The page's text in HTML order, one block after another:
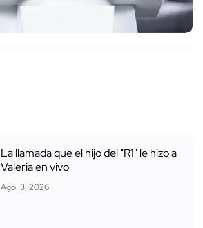
La llamada que el hijo del "R1" le hizo a
Valeria en vivo
Ago. 3, 2026